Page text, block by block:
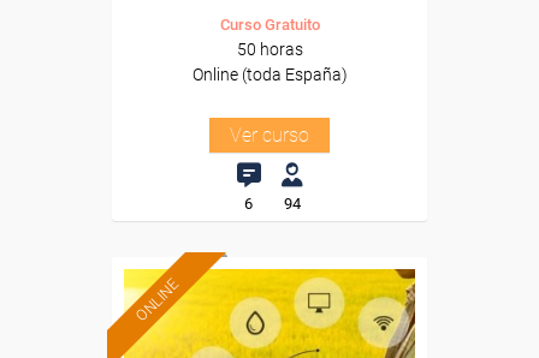
Curso Gratuito
50 horas
Online (toda España)
Ver curso
6 94
ONLINE
Formación 100%